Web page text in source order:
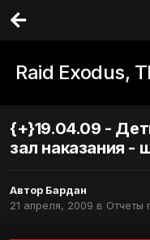
Raid Exodus,
{+}19.04.09 -
зал наказания -
Автор Бардан
21 апреля, 2009 в Отчеты